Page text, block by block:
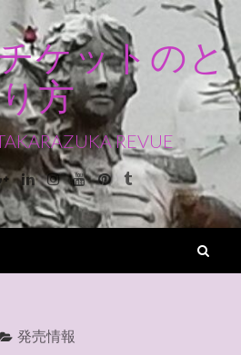
ケットのと
り方
REVUE
Google+LinkedinInstagram
YoutubePinterest
Tumblr
発売情報